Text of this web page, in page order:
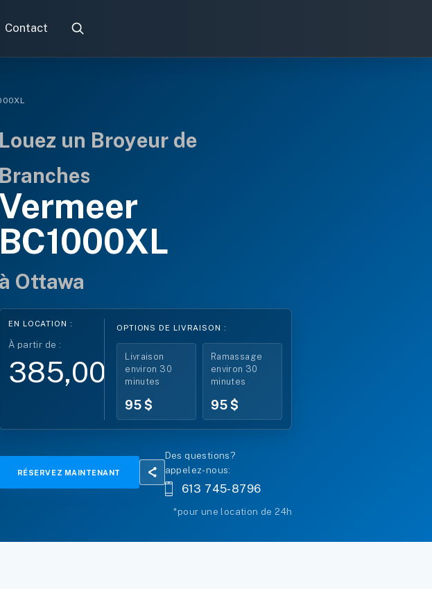
Contact
Louez un Broyeur de
Branches
Vermeer
BC1000XL
à Ottawa
EN LOCATION :
À partir de :
385,00 $*
OPTIONS DE LIVRAISON :
Livraison
environ 30
minutes
95 $
Ramassage
environ 30
minutes
95 $
RÉSERVEZ MAINTENANT
Des questions?
appelez-nous:
613 745-8796
*pour une location de 24h